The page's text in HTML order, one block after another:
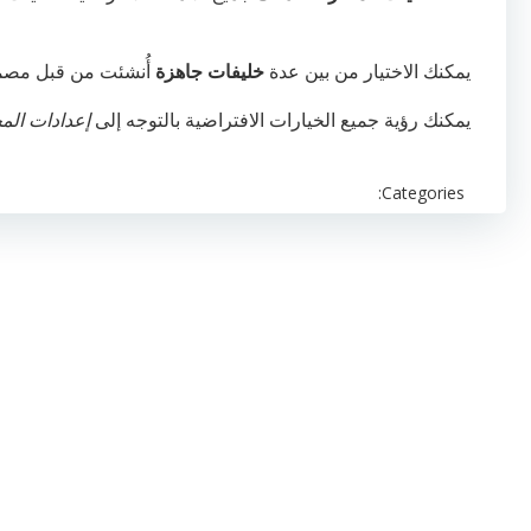
يمكنك الاختيار من بين عدة خليفات جاهزة أُنشئت من قبل
يمكنك رؤية جميع الخيارات الافتراضية بالتوجه إلىإعدادات
Categories: